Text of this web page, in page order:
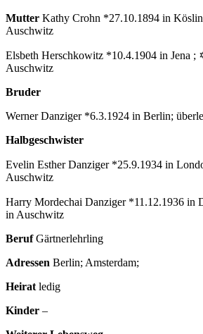
Mutter Kathy Crohn *27.10.1894 in
Auschwitz
Elsbeth Herschkowitz *10.4.1904 in Jena ;
Auschwitz
Bruder
Werner Danziger *6.3.1924 in Berlin;
Halbgeschwister
Evelin Esther Danziger *25.9.1934 in
Auschwitz
Harry Mordechai Danziger *11.12.1936 in
in Auschwitz
BerufGärtnerlehrling
Adressen Berlin; Amsterdam;
Heirat ledig
Kinder –